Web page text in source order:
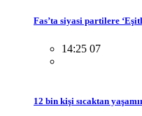
Fas’ta siyasi partilere
14:25 07
12 bin kişi sıcaktan